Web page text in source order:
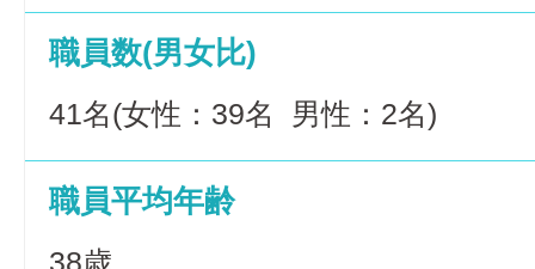
職員数(男女比)
41名(女性：39名 男性：2名)
職員平均年齢